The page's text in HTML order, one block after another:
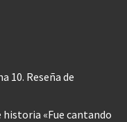
10. Reseña de
historia «Fue cantando